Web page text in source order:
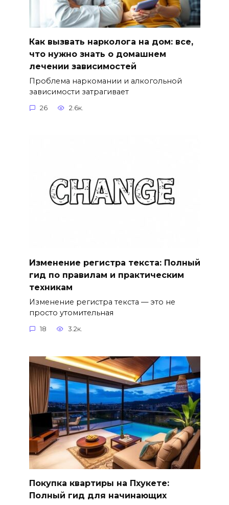
Как вызвать нарколога на дом: все,
что нужно знать о домашнем
лечении зависимостей
Проблема наркомании и алкогольной
зависимости затрагивает
26 2.6к.
Изменение регистра текста: Полный
гид по правилам и практическим
техникам
Изменение регистра текста — это не
просто утомительная
18 3.2к.
Покупка квартиры на Пхукете:
Полный гид для начинающих